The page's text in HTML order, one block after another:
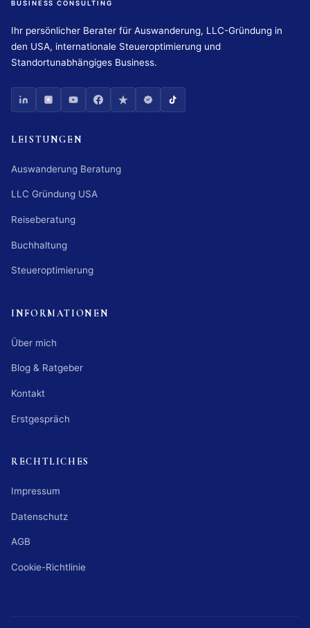
BUSINESS CONSULTING
Ihr persönlicher Berater für Auswanderung, LLC-Gründung in
den USA, internationale Steueroptimierung und
Standortunabhängiges Business.
LEISTUNGEN
Auswanderung Beratung
LLC Gründung USA
Reiseberatung
Buchhaltung
Steueroptimierung
INFORMATIONEN
Über mich
Blog & Ratgeber
Kontakt
Erstgespräch
RECHTLICHES
Impressum
Datenschutz
AGB
Cookie-Richtlinie